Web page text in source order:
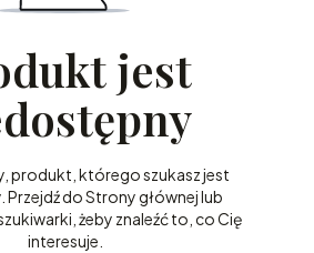
jest
produkt, którego szukasz jest
do Strony głównej lub
żeby znaleźć to, co Cię
interesuje.